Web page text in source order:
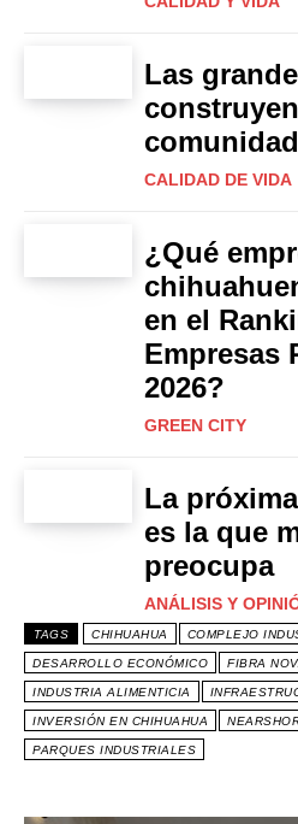
Las
comunidad
CALIDAD DE VIDA
¿Qué
en el
Empresas
2026?
GREEN CITY
La
es la que
preocupa
ANÁLISIS Y
TAGS CHIHUAHUA COMPLEJO
DESARROLLO ECONÓMICO FIBRA
INDUSTRIA ALIMENTICIA
INVERSIÓN EN CHIHUAHUA
PARQUES INDUSTRIALES